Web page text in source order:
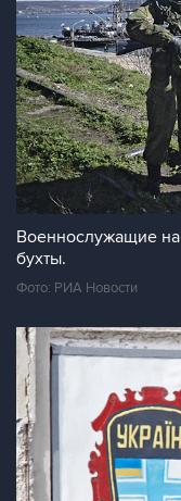
Военнослужащие
бухты.
Фото: РИА Новости